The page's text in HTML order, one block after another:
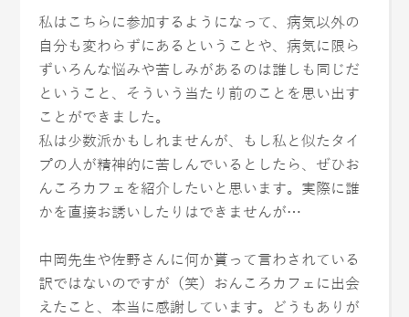
私はこちらに参加するようになって、病気以外の
自分も変わらずにあるということや、病気に限ら
ずいろんな悩みや苦しみがあるのは誰しも同じだ
ということ、そういう当たり前のことを思い出す
ことができました。
私は少数派かもしれませんが、もし私と似たタイ
プの人が精神的に苦しんでいるとしたら、ぜひお
んころカフェを紹介したいと思います。実際に誰
かを直接お誘いしたりはできませんが…
中岡先生や佐野さんに何か貰って言わされている
訳ではないのですが（笑）おんころカフェに出会
えたこと、本当に感謝しています。どうもありが